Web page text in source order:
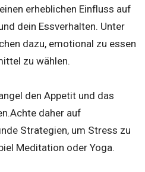
erheblichen Einfluss auf
dein Essverhalten. Unter
dazu, emotional zu essen
zu wählen.
den Appetit und das
daher auf
Strategien, um Stress zu
Meditation oder Yoga.